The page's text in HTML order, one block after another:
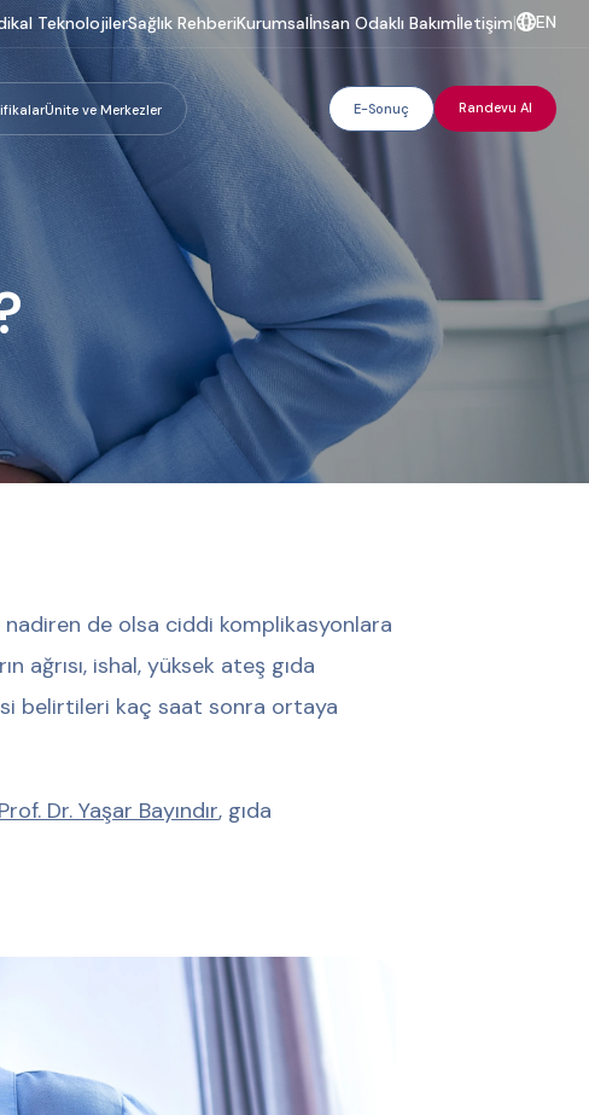
TeknolojilerSağlık RehberiKurumsalİnsan Odaklı Bakımİletişim| EN
Ünite ve Merkezler E-Sonuç Randevu Al
nadiren de olsa ciddi komplikasyonlara
ağrısı, ishal, yüksek ateş gıda
belirtileri kaç saat sonra ortaya
Prof. Dr. Yaşar Bayındır, gıda